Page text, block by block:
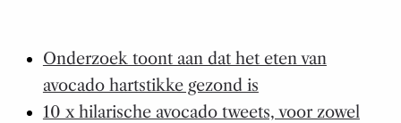
Onderzoek toont aan dat het eten van
avocado hartstikke gezond is
10 x hilarische avocado tweets, voor zowel